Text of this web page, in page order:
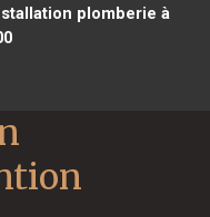
plomberie à